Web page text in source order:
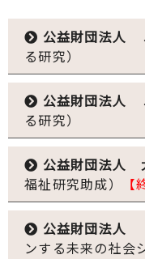
公益財団法人
る研究）
公益財団法人
る研究）
公益財団法人
福祉研究助成）
公益財団法人
ンする未来の社会